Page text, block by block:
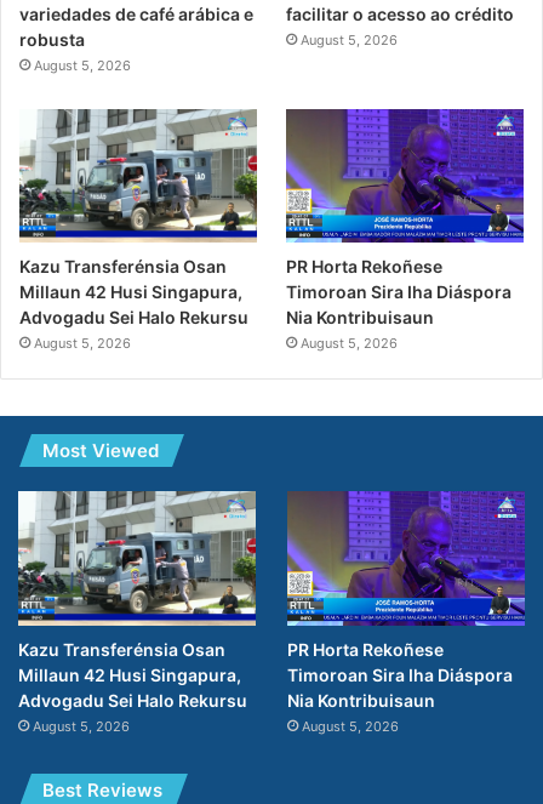
variedades de café arábica e
robusta
August 5, 2026
facilitar o acesso ao crédito
August 5, 2026
Kazu Transferénsia Osan
Millaun 42 Husi Singapura,
Advogadu Sei Halo Rekursu
August 5, 2026
PR Horta Rekoñese
Timoroan Sira Iha Diáspora
Nia Kontribuisaun
August 5, 2026
Most Viewed
Kazu Transferénsia Osan
Millaun 42 Husi Singapura,
Advogadu Sei Halo Rekursu
August 5, 2026
PR Horta Rekoñese
Timoroan Sira Iha Diáspora
Nia Kontribuisaun
August 5, 2026
Best Reviews